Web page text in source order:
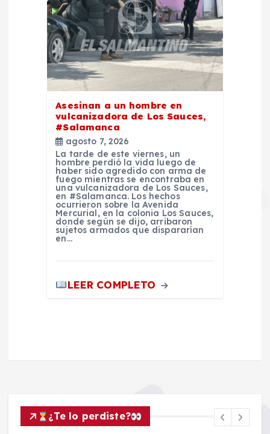
Asesinan a un hombre en
vulcanizadora de Los Sauces,
#Salamanca
agosto 7, 2026
La tarde de este viernes, un
hombre perdió la vida luego de
haber sido agredido con arma de
fuego mientras se encontraba en
una vulcanizadora de Los Sauces,
en #Salamanca. Los hechos
ocurrieron sobre la Avenida
Mercurial, en la colonia Los Sauces,
donde según se dijo, arribaron
sujetos armados que dispararían
en…
LEER COMPLETO
¿Te lo perdiste?